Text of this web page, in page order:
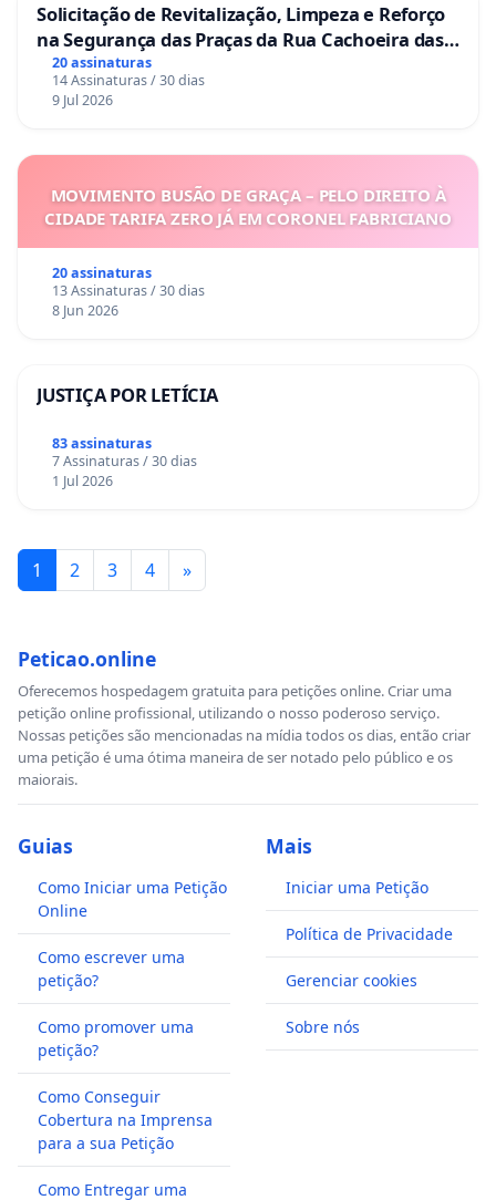
Solicitação de Revitalização, Limpeza e Reforço
na Segurança das Praças da Rua Cachoeira das
Sete Ilhas
20 assinaturas
14 Assinaturas / 30 dias
9 Jul 2026
MOVIMENTO BUSÃO DE GRAÇA – PELO DIREITO À
CIDADE TARIFA ZERO JÁ EM CORONEL FABRICIANO
20 assinaturas
13 Assinaturas / 30 dias
8 Jun 2026
JUSTIÇA POR LETÍCIA
83 assinaturas
7 Assinaturas / 30 dias
1 Jul 2026
1 2 3 4 »
Peticao.online
Oferecemos hospedagem gratuita para petições online. Criar uma
petição online profissional, utilizando o nosso poderoso serviço.
Nossas petições são mencionadas na mídia todos os dias, então criar
uma petição é uma ótima maneira de ser notado pelo público e os
maiorais.
Guias
Como Iniciar uma Petição
Online
Como escrever uma
petição?
Como promover uma
petição?
Como Conseguir
Cobertura na Imprensa
para a sua Petição
Como Entregar uma
Mais
Iniciar uma Petição
Política de Privacidade
Gerenciar cookies
Sobre nós